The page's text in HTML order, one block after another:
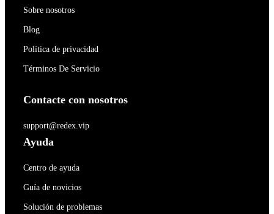
Sobre nosotros
Blog
Política de privacidad
Términos De Servicio
Contacte con nosotros
support@redex.vip
Ayuda
Centro de ayuda
Guía de novicios
Solución de problemas